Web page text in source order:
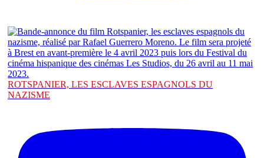
ROTSPANIER, LES ESCLAVES ESPAGNOLS DU
NAZISME